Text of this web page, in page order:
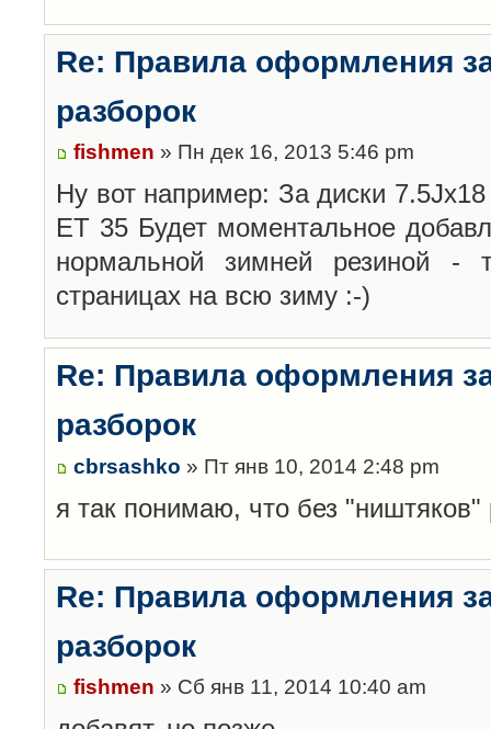
Re: Правила оформления
разборок
fishmen » Пн дек 16, 2013 5:46 pm
Ну вот например: За диски
ET 35 Будет моментальное
нормальной зимней резиной
страницах на всю зиму :-)
Re: Правила оформления
разборок
cbrsashko » Пт янв 10, 2014 2:48 pm
я так понимаю, что без "ништяков"
Re: Правила оформления
разборок
fishmen » Сб янв 11, 2014 10:40 am